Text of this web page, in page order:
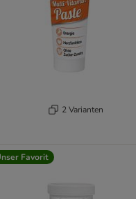
2 Varianten
Favorit